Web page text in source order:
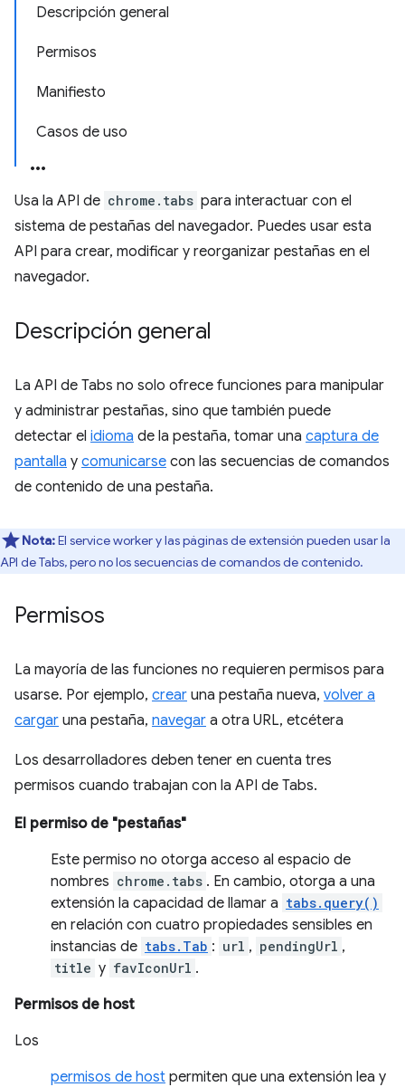
Descripción general
Permisos
Manifiesto
Casos de uso
Usa la API de chrome.tabs para interactuar con el
sistema de pestañas del navegador. Puedes usar esta
API para crear, modificar y reorganizar pestañas en el
navegador.
Descripción general
La API de Tabs no solo ofrece funciones para manipular
y administrar pestañas, sino que también puede
detectar el idioma de la pestaña, tomar una captura de
pantalla y comunicarse con las secuencias de comandos
de contenido de una pestaña.
Nota:El service worker y las páginas de extensión pueden usar la
API de Tabs, pero no los secuencias de comandos de contenido.
Permisos
La mayoría de las funciones no requieren permisos para
usarse. Por ejemplo, crear una pestaña nueva, volver a
cargar una pestaña, navegar a otra URL, etcétera
Los desarrolladores deben tener en cuenta tres
permisos cuando trabajan con la API de Tabs.
El permiso de "pestañas"
Este permiso no otorga acceso al espacio de
nombres chrome.tabs . En cambio, otorga a una
extensión la capacidad de llamar a tabs.query()
en relación con cuatro propiedades sensibles en
instancias de tabs.Tab : url , pendingUrl ,
title y favIconUrl .
Permisos de host
Los
permisos de host permiten que una extensión lea y